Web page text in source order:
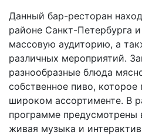
Данный бар-ресторан
районе Санкт-Петербурга
массовую аудиторию, а
различных мероприятий.
разнообразные блюда
собственное пиво, которое
широком ассортименте. В
программе предусмотрены
живая музыка и